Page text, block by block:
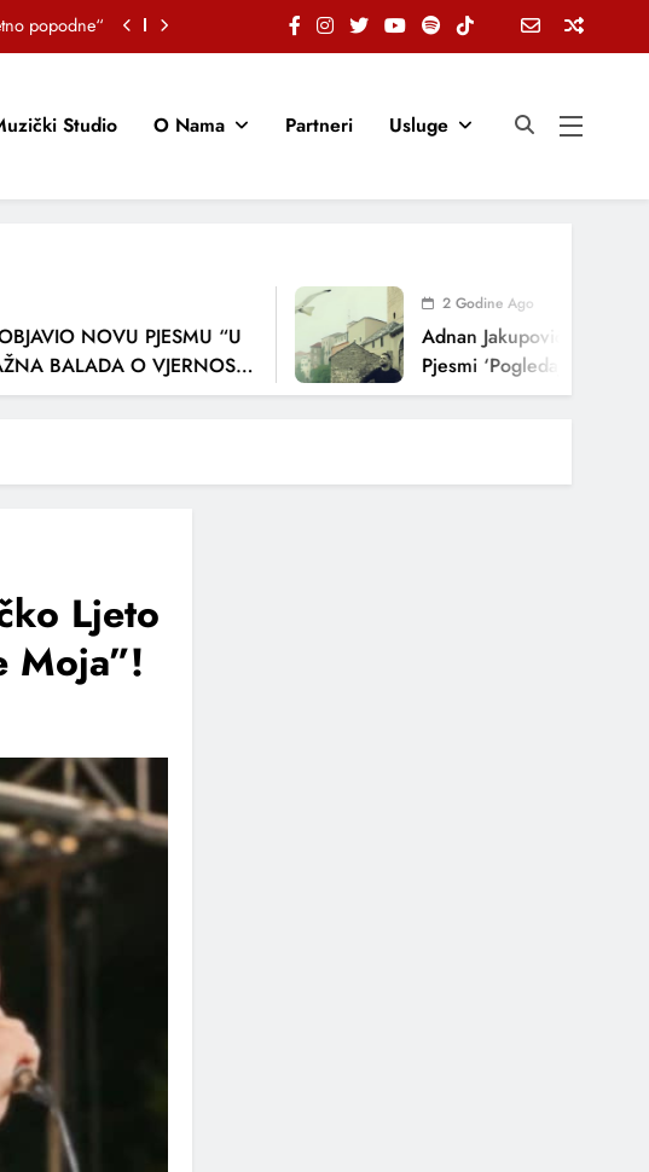
popodne“
NAVIKE
NAVIKE
Studio O Nama Partneri Usluge
NOVU PJESMU “U
O VJERNOSTI,
MIJENJA
2 Godine Ago
Adnan Jakupović Donosi
Pjesmi ‘Pogledaj Me’
Ljeto
Moja”!